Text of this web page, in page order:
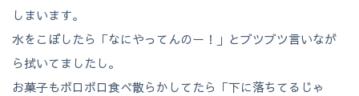
しまいます。
水をこぼしたら「なにやってんのー！」とブツブツ言いなが
ら拭いてましたし。
お菓子もボロボロ食べ散らかしてたら「下に落ちてるじゃ